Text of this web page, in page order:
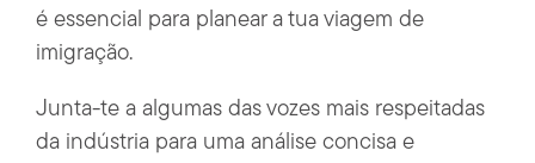
é essencial para planear a tua viagem de
imigração.
Junta-te a algumas das vozes mais respeitadas
da indústria para uma análise concisa e